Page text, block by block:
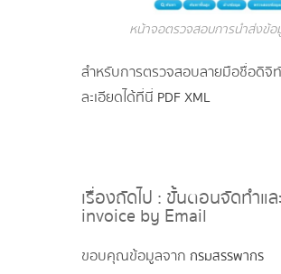
หน้าจอตรวจสอบการนำส่งข้อ
สำหรับการตรวจสอบลายมือชื่อดิจิ
ละเอียดได้ที่นี่ PDFXML
เรื่องถัดไป : ขั้นตอนจัดทำแล
invoice by Email
ขอบคุณข้อมูลจาก กรมสรรพากร